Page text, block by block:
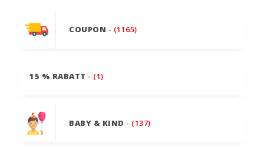
COUPON - (1165)
15 % RABATT - (1)
BABY & KIND - (137)